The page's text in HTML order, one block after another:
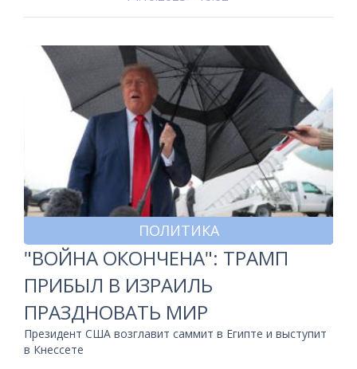
ПОЛИТИКА
"ВОЙНА ОКОНЧЕНА": ТРАМП
ПРИБЫЛ В ИЗРАИЛЬ
ПРАЗДНОВАТЬ МИР
Президент США возглавит саммит в Египте и выступит
в Кнессете